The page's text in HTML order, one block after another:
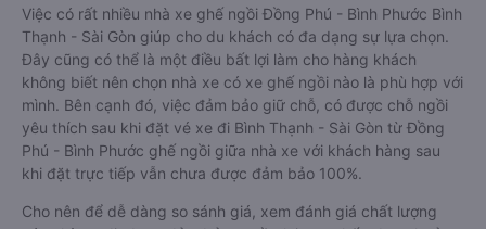
Việc có rất nhiều nhà xe ghế ngồi Đồng Phú - Bình Phước Bình
Thạnh - Sài Gòn giúp cho du khách có đa dạng sự lựa chọn.
Đây cũng có thể là một điều bất lợi làm cho hàng khách
không biết nên chọn nhà xe có xe ghế ngồi nào là phù hợp với
mình. Bên cạnh đó, việc đảm bảo giữ chỗ, có được chỗ ngồi
yêu thích sau khi đặt vé xe đi Bình Thạnh - Sài Gòn từ Đồng
Phú - Bình Phước ghế ngồi giữa nhà xe với khách hàng sau
khi đặt trực tiếp vẫn chưa được đảm bảo 100%.
Cho nên để dễ dàng so sánh giá, xem đánh giá chất lượng